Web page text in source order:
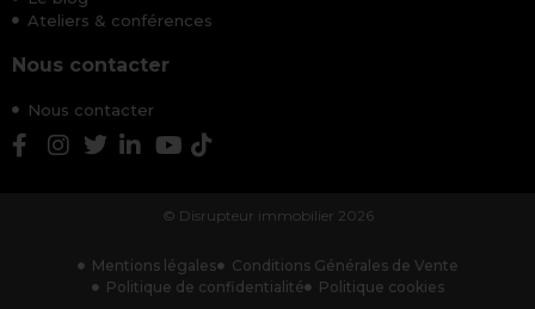
Ateliers & conférences
Nous contacter
Nous contacter
© Disrupteur immobilier 2026
Mentions légales
Conditions Générales de Vente
Politique de confidentialité
Politique cookies